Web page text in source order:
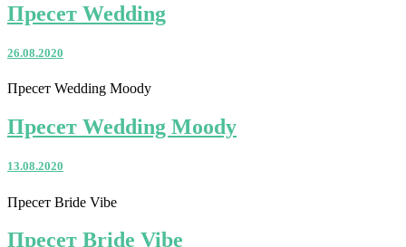
Пресет Wedding
26.08.2020
Пресет Wedding Moody
Пресет Wedding Moody
13.08.2020
Пресет Bride Vibe
Пресет Bride Vibe